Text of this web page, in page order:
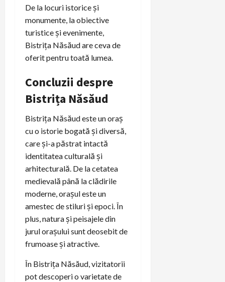
De la locuri istorice și
monumente, la obiective
turistice și evenimente,
Bistrița Năsăud are ceva de
oferit pentru toată lumea.
Concluzii despre
Bistrița Năsăud
Bistrița Năsăud este un oraș
cu o istorie bogată și diversă,
care și-a păstrat intactă
identitatea culturală și
arhitecturală. De la cetatea
medievală până la clădirile
moderne, orașul este un
amestec de stiluri și epoci. În
plus, natura și peisajele din
jurul orașului sunt deosebit de
frumoase și atractive.
În Bistrița Năsăud, vizitatorii
pot descoperi o varietate de